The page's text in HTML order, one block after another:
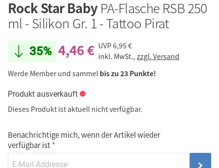
Rock Star BabyPA-Flasche RSB 250
ml - Silikon Gr. 1 - Tattoo Pirat
35% 4,46 € UVP6,95 €
inkl. MwSt., zzgl. Versand
Werde Member und sammel bis zu 23 Punkte!
Produkt ausverkauft
Dieses Produkt ist aktuell nicht verfügbar.
Benachrichtige mich, wenn der Artikel wieder
verfügbar ist